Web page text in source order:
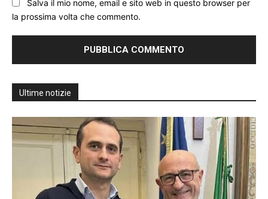
Salva il mio nome, email e sito web in questo browser per
la prossima volta che commento.
Ultime notizie